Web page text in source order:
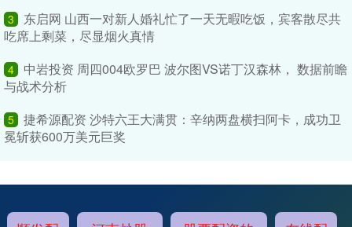
3
东启网 山西一对新人婚礼忙了一天无暇吃饭，宾客散尽共
吃席上剩菜，尽显烟火真情
4
中岩投资 周四004欧罗巴 波尔图VS诺丁汉森林， 数据前瞻
与战术分析
5 捷希源配资 沙特六王大满贯：辛纳两盘横扫阿卡，成功卫
冕斩获600万美元巨奖